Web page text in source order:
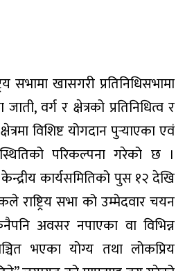
सभामा खासगरी प्रतिनिधिसभामा
वर्ग र क्षेत्रको प्रतिनिधित्व र
विशिष्ट योगदान पुर्‍याएका एवं
परिकल्पना गरेको छ ।
कार्यसमितिको पुस १२ देखि
सभा को उम्मेदवार चयन
अवसर नपाएका वा विभिन्न
भएका योग्य तथा लोकप्रिय